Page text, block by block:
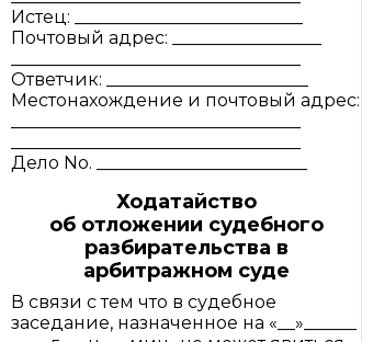
Истец: __________________________
Почтовый адрес: _________________
Ответчик: _______________________
Местонахождение и почтовый адрес:
Дело No. ________________________
Ходатайство
об отложении судебного
разбирательства в
арбитражном суде
В связи с тем что в судебное
заседание, назначенное на «__»______